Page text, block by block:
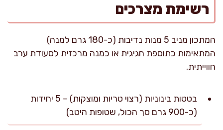
רשימת מצרכים
המתכון מניב 5 מנות נדיבות (כ-180 גרם למנה)
המתאימות כתוספת חגיגית או כמנה מרכזית לסעודת ערב
חווייתית.
בטטות בינוניות (רצוי טריות ומוצקות) – 5 יחידות
(כ-900 גרם סך הכול, שטופות היטב)